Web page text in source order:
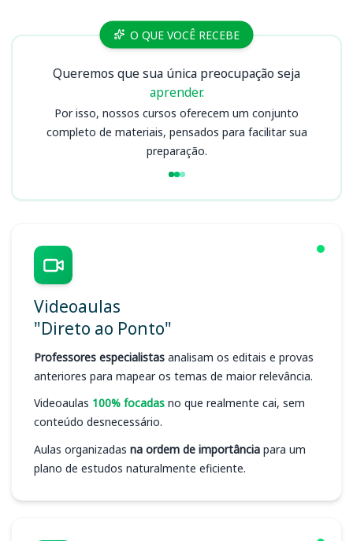
Cursos O QUE VOCÊ RECEBE
Queremos que sua única preocupação seja
aprender.
Por isso, nossos cursos oferecem um conjunto
completo de materiais, pensados para facilitar sua
preparação.
Videoaulas
"Direto ao Ponto"
Professores especialistas analisam os editais e provas
anteriores para mapear os temas de maior relevância.
Videoaulas 100% focadas no que realmente cai, sem
conteúdo desnecessário.
Aulas organizadas na ordem de importância para um
plano de estudos naturalmente eficiente.